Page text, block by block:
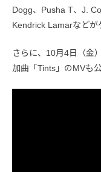
Dogg、Pusha T、J.
Kendrick Lamarなどが
さらに、10月4日（金
加曲「Tints」のMVも